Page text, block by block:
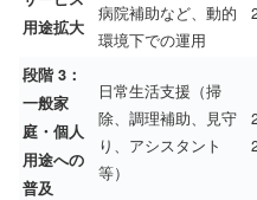
用途拡大
病院補助など、動的
環境下での運用
段階 3：
一般家
庭・個人
用途への
普及
日常生活支援（掃
除、調理補助、見守
り、アシスタント
等）